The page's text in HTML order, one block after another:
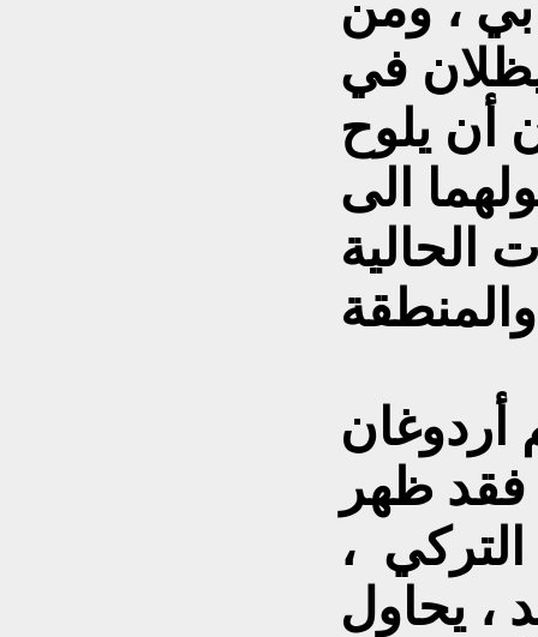
في
أن يلوح
الى
الحالية
أردوغان
فقد ظهر
،
يحاول